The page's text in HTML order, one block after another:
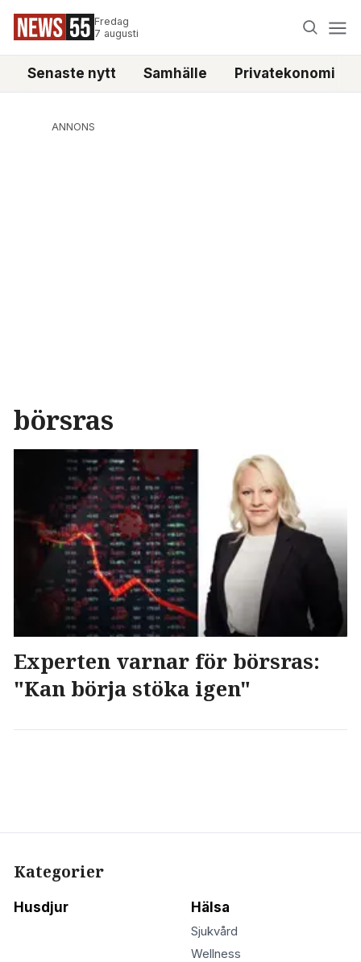
Fredag
7 augusti
Senaste nytt Samhälle Privatekonomi
ANNONS
börsras
Experten varnar för börsras:
"Kan börja stöka igen"
Kategorier
Husdjur Hälsa
Sjukvård
Wellness